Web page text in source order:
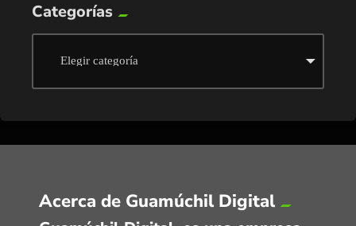
Categorías
Acerca de Guamúchil Digital